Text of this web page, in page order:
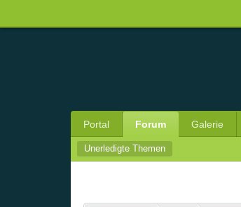
Portal Forum Galerie
Unerledigte Themen